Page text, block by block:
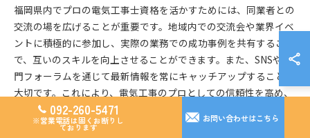
福岡県内でプロの電気工事士資格を活かすためには、同業者との
交流の場を広げることが重要です。地域内での交流会や業界イベ
ントに積極的に参加し、実際の業務での成功事例を共有すること
で、互いのスキルを向上させることができます。また、SNSや専
門フォーラムを通じて最新情報を常にキャッチアップすることも
大切です。これにより、電気工事のプロとしての信頼性を高め、
新たな仕事の機会を広げることができるでしょう。
092-260-5471
※営業電話は固くお断りし
ております
お問い合わせはこちら